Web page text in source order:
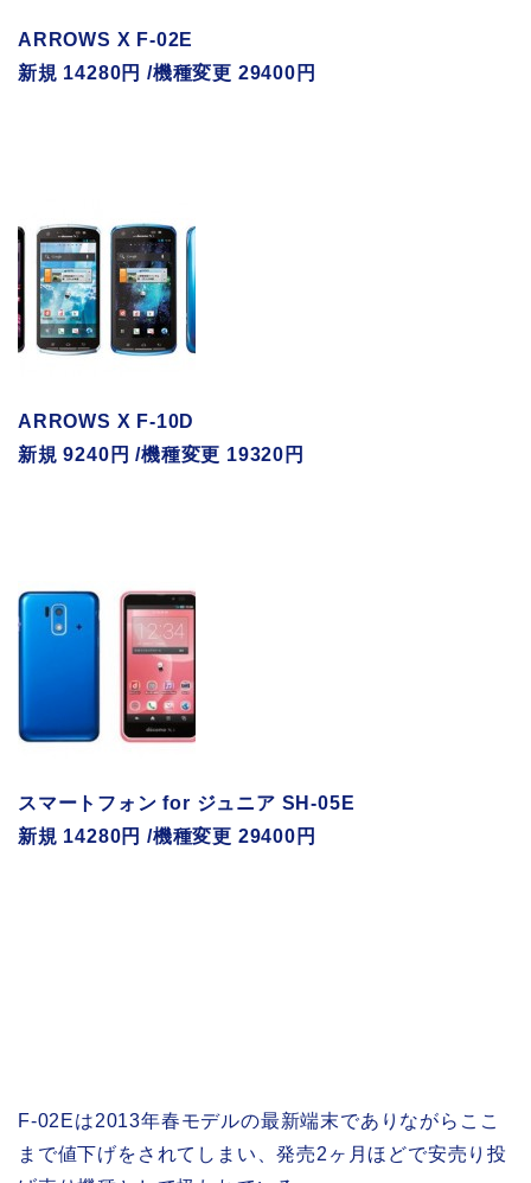
ARROWS X F-02E
新規 14280円 /機種変更 29400円
ARROWS X F-10D
新規 9240円 /機種変更 19320円
スマートフォン for ジュニア SH-05E
新規 14280円 /機種変更 29400円
F-02Eは2013年春モデルの最新端末でありながらここ
まで値下げをされてしまい、発売2ヶ月ほどで安売り投